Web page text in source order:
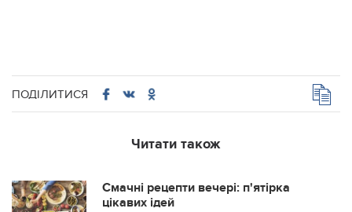
ПОДІЛИТИСЯ
Читати також
Смачні рецепти вечері: п'ятірка
цікавих ідей